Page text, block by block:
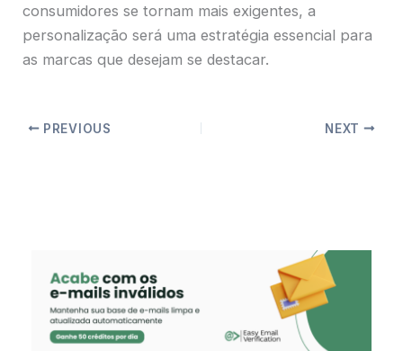
consumidores se tornam mais exigentes, a
personalização será uma estratégia essencial para
as marcas que desejam se destacar.
PREVIOUS NEXT